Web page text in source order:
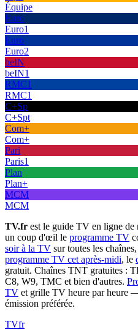
Équipe
Euro
Euro1
Euro
Euro2
beIN
beIN1
RMC1
RMC1
C+Sp
C+Spt
Com+
Com+
Pari
Paris1
Plan
Plan+
MCM
MCM
TV.fr est le guide TV en ligne de
un coup d'œil le programme TV
soir à la TV sur toutes les
programme TV cet après-midi, le
gratuit. Chaînes TNT gratuites :
C8, W9, TMC et bien d'autres.
TV et grille TV heure par heure
émission préférée.
TVfr